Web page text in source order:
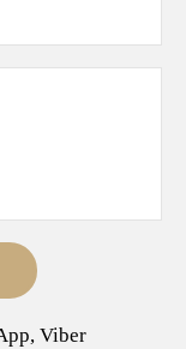
Viber